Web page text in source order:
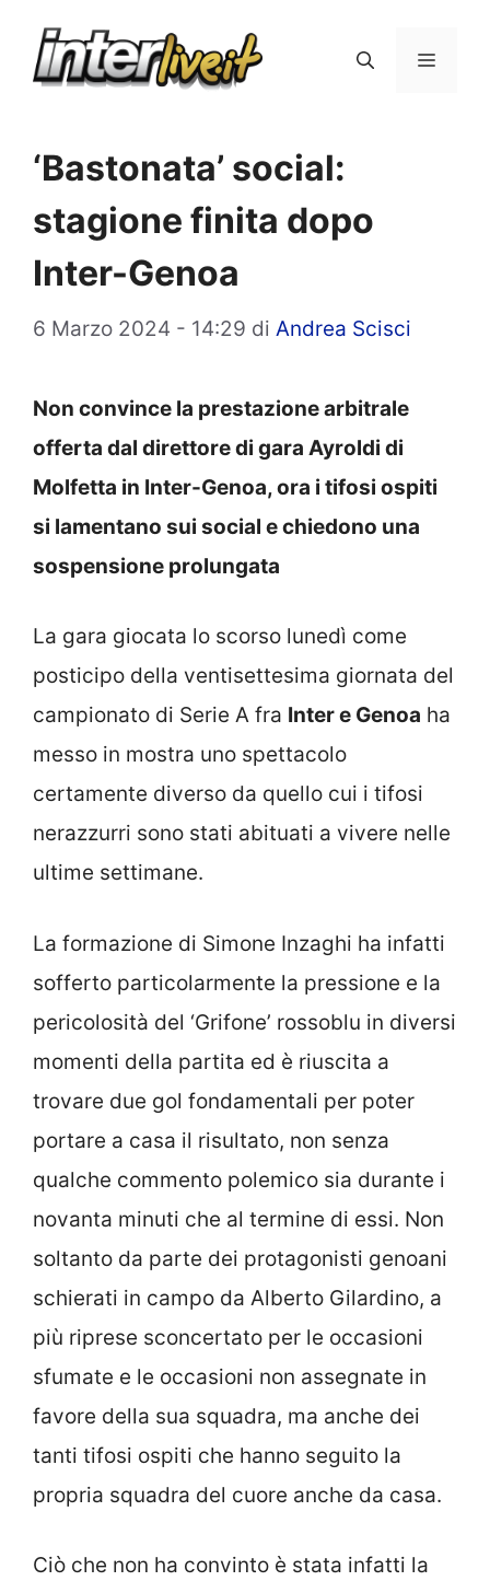
Menu
‘Bastonata’ social:
stagione finita dopo
Inter-Genoa
6 Marzo 2024 - 14:29 di Andrea Scisci
Non convince la prestazione arbitrale
offerta dal direttore di gara Ayroldi di
Molfetta in Inter-Genoa, ora i tifosi ospiti
si lamentano sui social e chiedono una
sospensione prolungata
La gara giocata lo scorso lunedì come
posticipo della ventisettesima giornata del
campionato di Serie A fra Inter e Genoa ha
messo in mostra uno spettacolo
certamente diverso da quello cui i tifosi
nerazzurri sono stati abituati a vivere nelle
ultime settimane.
La formazione di Simone Inzaghi ha infatti
sofferto particolarmente la pressione e la
pericolosità del ‘Grifone’ rossoblu in diversi
momenti della partita ed è riuscita a
trovare due gol fondamentali per poter
portare a casa il risultato, non senza
qualche commento polemico sia durante i
novanta minuti che al termine di essi. Non
soltanto da parte dei protagonisti genoani
schierati in campo da Alberto Gilardino, a
più riprese sconcertato per le occasioni
sfumate e le occasioni non assegnate in
favore della sua squadra, ma anche dei
tanti tifosi ospiti che hanno seguito la
propria squadra del cuore anche da casa.
Ciò che non ha convinto è stata infatti la